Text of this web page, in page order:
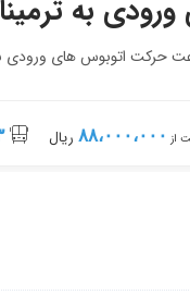
به
اتوبوس های ورودی به
از ۸۸،۰۰۰،۰۰۰ ریال